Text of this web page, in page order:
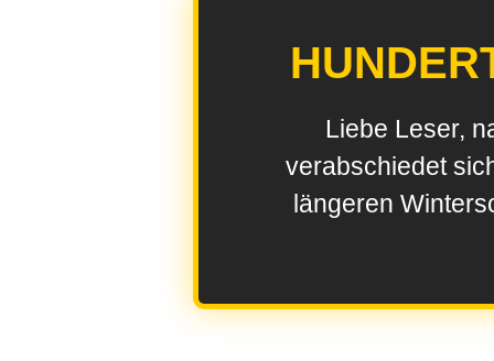
Liebe Leser,
verabschiedet
längeren